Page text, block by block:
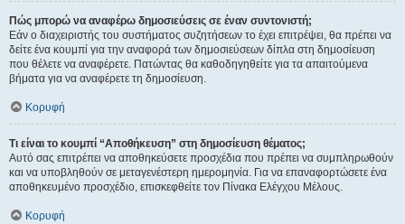
Πώς μπορώ να αναφέρω δημοσιεύσεις σε έναν συντονιστή;
Εάν ο διαχειριστής του συστήματος συζητήσεων το έχει επιτρέψει, θα πρέπει να
δείτε ένα κουμπί για την αναφορά των δημοσιεύσεων δίπλα στη δημοσίευση
που θέλετε να αναφέρετε. Πατώντας θα καθοδηγηθείτε για τα απαιτούμενα
βήματα για να αναφέρετε τη δημοσίευση.
Κορυφή
Τι είναι το κουμπί “Αποθήκευση” στη δημοσίευση θέματος;
Αυτό σας επιτρέπει να αποθηκεύσετε προσχέδια που πρέπει να συμπληρωθούν
και να υποβληθούν σε μεταγενέστερη ημερομηνία. Για να επαναφορτώσετε ένα
αποθηκευμένο προσχέδιο, επισκεφθείτε τον Πίνακα Ελέγχου Μέλους.
Κορυφή